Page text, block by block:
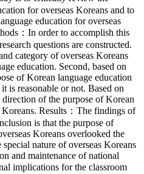
for overseas Koreans and to
education for overseas
：In order to accomplish this
questions are constructed.
category of overseas Koreans
education. Second, based on
of Korean language education
is reasonable or not. Based on
of the purpose of Korean
Results：The findings of
is that the purpose of
Koreans overlooked the
nature of overseas Koreans
and maintenance of national
implications for the classroom